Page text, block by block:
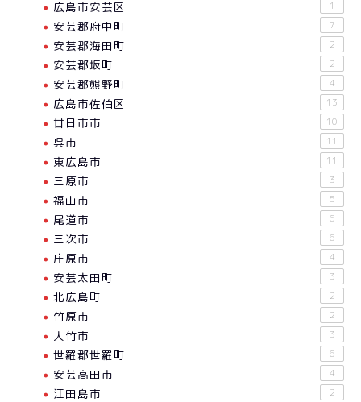
広島市安芸区 1
安芸郡府中町 7
安芸郡海田町 2
安芸郡坂町 2
安芸郡熊野町 4
広島市佐伯区 13
廿日市市 10
呉市 11
東広島市 11
三原市 3
福山市 5
尾道市 6
三次市 6
庄原市 4
安芸太田町 3
北広島町 2
竹原市 2
大竹市 3
世羅郡世羅町 6
安芸高田市 4
江田島市 2